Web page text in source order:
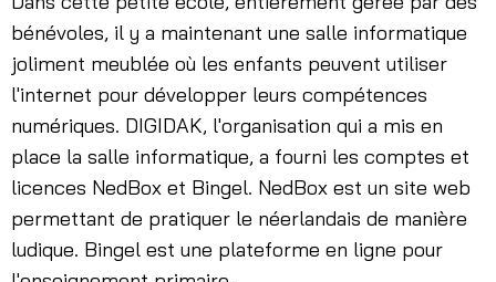
bénévoles, il y a maintenant une salle informatique
joliment meublée où les enfants peuvent utiliser
l'internet pour développer leurs compétences
numériques. DIGIDAK, l'organisation qui a mis en
place la salle informatique, a fourni les comptes et
licences NedBox et Bingel. NedBox est un site web
permettant de pratiquer le néerlandais de manière
ludique. Bingel est une plateforme en ligne pour